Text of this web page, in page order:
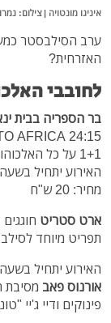
איניגו מונטויה | צילום:
ערב הסילבסטר
האזרחית?
לחובבי
בר הספריה בבית
24:15 Niro & Hordan BACK TO AFRICA
1+1 על כל האלכוהול כל הערב
האירוע יתחיל בשעה 20:00 בקניון M הדרך בית ינאי.
מחיר: 20 ש"ח
ארט סטריט
תפריט מיוחד
האירוע יתחיל בשעה 21:00 ברחוב האומנות 6, אזה"ת החדש, נתניה
אורנוס פאב מסיבת
פינוקים ודיי ג'יי